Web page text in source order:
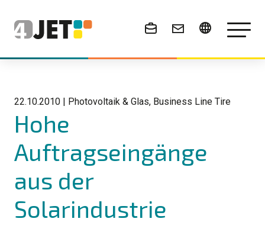
News & Events
22.10.2010 | Photovoltaik & Glas, Business Line Tire
Hohe
Auftragseingänge
aus der
Solarindustrie